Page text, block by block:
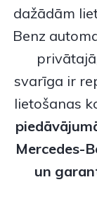
dažādām
Benz
svarīga ir
lietošanas
Mercedes-
un